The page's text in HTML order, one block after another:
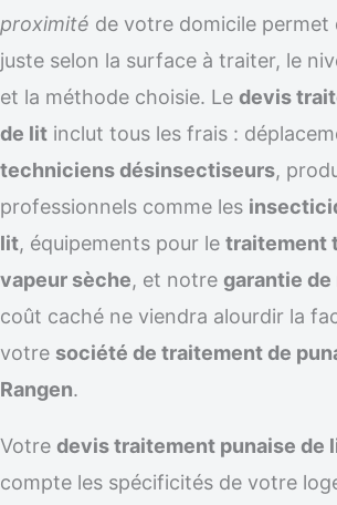
proximité de votre domicile permet
juste selon la surface à traiter, le
et la méthode choisie. Le devis
de lit inclut tous les frais :
techniciens désinsectiseurs,
professionnels comme les
lit, équipements pour le traitement
vapeur sèche, et notre garantie
coût caché ne viendra alourdir la
votre société de traitement de
Rangen.
Votre devis traitement punaise de
compte les spécificités de votre